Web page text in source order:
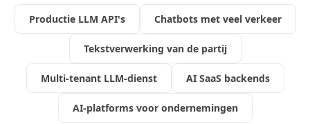
Productie LLM API's Chatbots met veel verkeer
Tekstverwerking van de partij
Multi-tenant LLM-dienst AI SaaS backends
AI-platforms voor ondernemingen